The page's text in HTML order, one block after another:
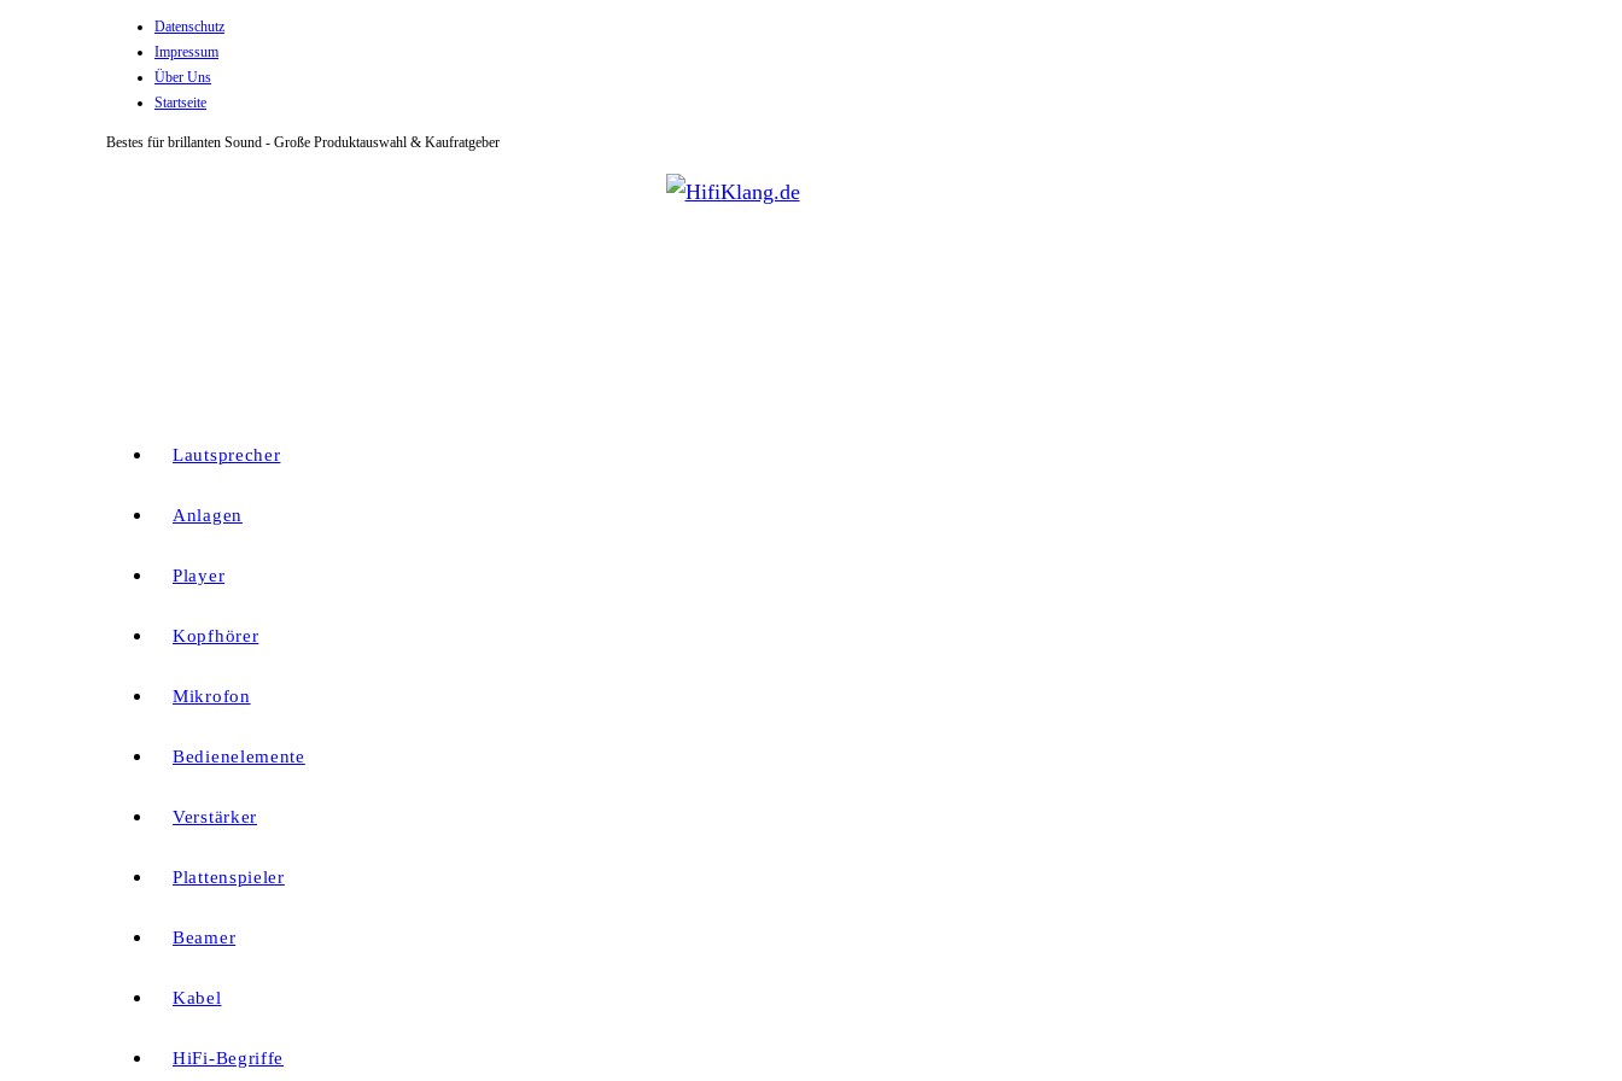
Datenschutz
Impressum
Über Uns
Startseite
Bestes für brillanten Sound - Große Produktauswahl & Kaufratgeber
Lautsprecher
Anlagen
Player
Kopfhörer
Mikrofon
Bedienelemente
Verstärker
Plattenspieler
Beamer
Kabel
HiFi-Begriffe